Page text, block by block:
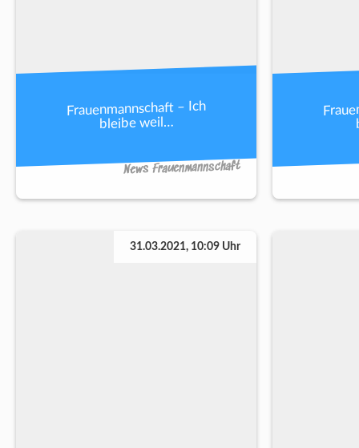
Frauenmannschaft – Ich
bleibe weil…
News Frauenmannschaft
31.03.2021, 10:09 Uhr